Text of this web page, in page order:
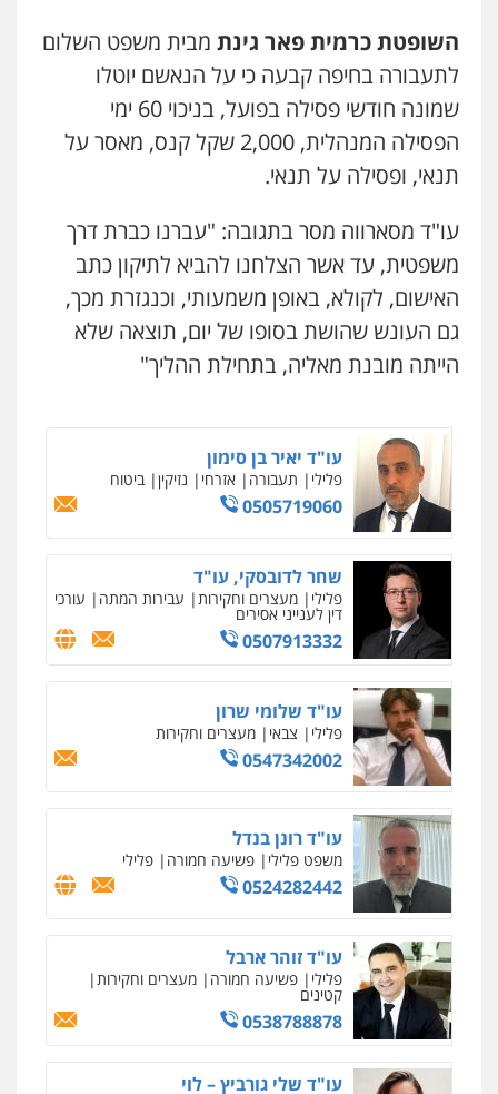
השופטת כרמית פאר גינת מבית משפט השלום
לתעבורה בחיפה קבעה כי על הנאשם יוטלו
שמונה חודשי פסילה בפועל, בניכוי 60 ימי
הפסילה המנהלית, 2,000 שקל קנס, מאסר על
תנאי, ופסילה על תנאי.
עו"ד מסארווה מסר בתגובה: "עברנו כברת דרך
משפטית, עד אשר הצלחנו להביא לתיקון כתב
האישום, לקולא, באופן משמעותי, וכנגזרת מכך,
גם העונש שהושת בסופו של יום, תוצאה שלא
הייתה מובנת מאליה, בתחילת ההליך"
עו"ד שלי גורביץ – לוי
משפט פלילי פשיעה חמורה מעצרים
וחקירות צבאי תעבורה
0544218336
פלילי תעבורה
0545577862
עו"ד אריה פטר
לשעבר סגן מנהל המחלקה הפלילית
בפרקליטות המדינה
עו"ד יאיר בן סימון
פלילי תעבורה אזרחי נזיקין ביטוח
0505719060
שחר לדובסקי, עו"ד
פלילי מעצרים וחקירות עבירות המתה עורכי
דין לענייני אסירים
0507913332
עו"ד שלומי שרון
פלילי צבאי מעצרים וחקירות
0547342002
עו"ד רונן בנדל
משפט פלילי פשיעה חמורה פלילי
0524282442
עו"ד זוהר ארבל
פלילי פשיעה חמורה מעצרים וחקירות
קטינים
0538788878
עו"ד שלי גורביץ – לוי